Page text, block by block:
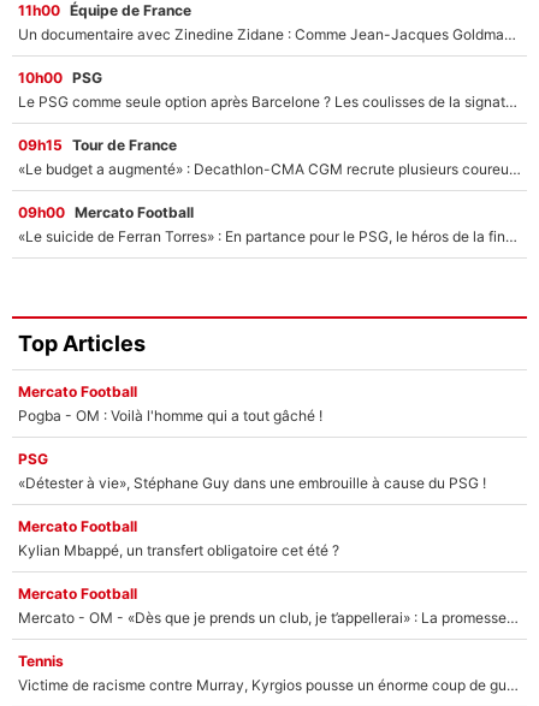
11h00 Équipe de France
Un documentaire avec Zinedine Zidane : Comme Jean-Jacques Goldman et Mylène Farmer, le nouveau sélectionneur de l'équipe de France a recalé une journaliste très connue
10h00 PSG
Le PSG comme seule option après Barcelone ? Les coulisses de la signature historique de Lionel Messi sont révélées au grand jour !
09h15 Tour de France
«Le budget a augmenté» : Decathlon-CMA CGM recrute plusieurs coureurs pour offrir à Paul Seixas une équipe pour gagner le Tour de France 2027
09h00 Mercato Football
«Le suicide de Ferran Torres» : En partance pour le PSG, le héros de la finale de la Coupe du monde s'attire les foudres de la presse espagnole !
Top Articles
Mercato Football
Pogba - OM : Voilà l'homme qui a tout gâché !
PSG
«Détester à vie», Stéphane Guy dans une embrouille à cause du PSG !
Mercato Football
Kylian Mbappé, un transfert obligatoire cet été ?
Mercato Football
Mercato - OM - «Dès que je prends un club, je t’appellerai» : La promesse de Marcelino au moment de claquer la porte
Tennis
Victime de racisme contre Murray, Kyrgios pousse un énorme coup de gueule !